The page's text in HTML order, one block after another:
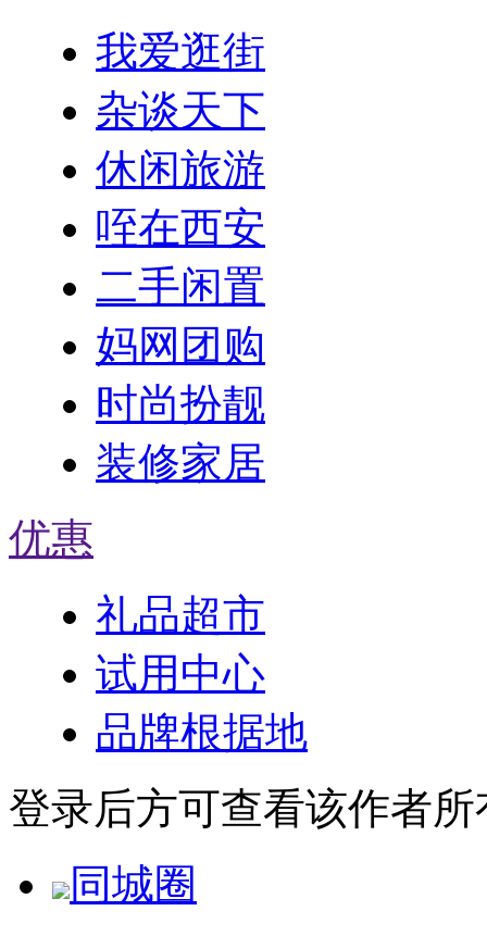
我爱逛街
杂谈天下
休闲旅游
咥在西安
二手闲置
妈网团购
时尚扮靓
装修家居
优惠
礼品超市
试用中心
品牌根据地
登录后方可查看该作者所
同城圈